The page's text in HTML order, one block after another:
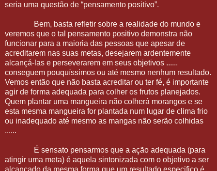
seria uma questão de “pensamento positivo”.
Bem, basta refletir sobre a realidade do mundo e
veremos que o tal pensamento positivo demonstra não
funcionar para a maioria das pessoas que apesar de
acreditarem nas suas metas, desejarem ardentemente
alcançá-las e perseverarem em seus objetivos ......
conseguem pouquíssimos ou até mesmo nenhum resultado.
Vemos então que não basta acreditar ou ter fé, é importante
agir de forma adequada para colher os frutos planejados.
Quem plantar uma mangueira não colherá morangos e se
esta mesma mangueira for plantada num lugar de clima frio
ou inadequado até mesmo as mangas não serão colhidas
......
É sensato pensarmos que a ação adequada (para
atingir uma meta) é aquela sintonizada com o objetivo a ser